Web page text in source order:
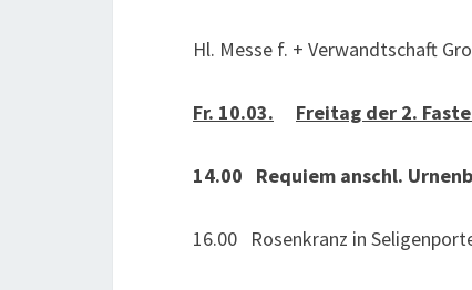
Hl. Messe f. + Verwandtschaft
Fr. 10.03. Freitag der 2.
14.00 Requiem anschl.
16.00 Rosenkranz in